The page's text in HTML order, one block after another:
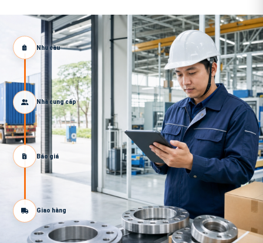
Nhu cầu
Nhà cung cấp
Báo giá
Giao hàng